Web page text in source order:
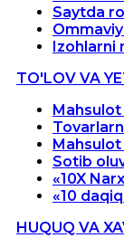
Saytda
Izohlarni
TO'LOV VA
Sotib
«10X
«10
HUQUQ VA